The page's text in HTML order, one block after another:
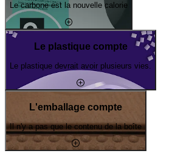
Le carbone est la nouvelle calorie
Le plastique compte
Le plastique devrait avoir plusieurs vies.
L'emballage compte
Il n'y a pas que le contenu de la boîte